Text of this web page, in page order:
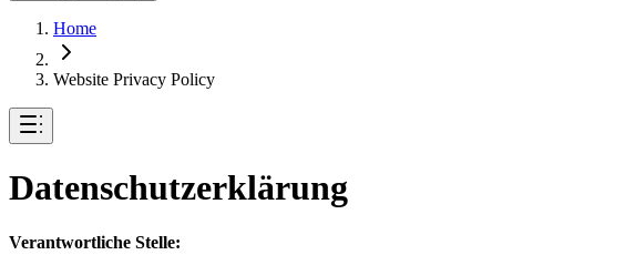
Home
Website Privacy Policy
Datenschutzerklärung
Verantwortliche Stelle: